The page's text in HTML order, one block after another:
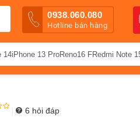
0938.060.080
Hotline bán hàng
14iPhone 13 ProReno16 FRedmi Note
6 hỏi đáp